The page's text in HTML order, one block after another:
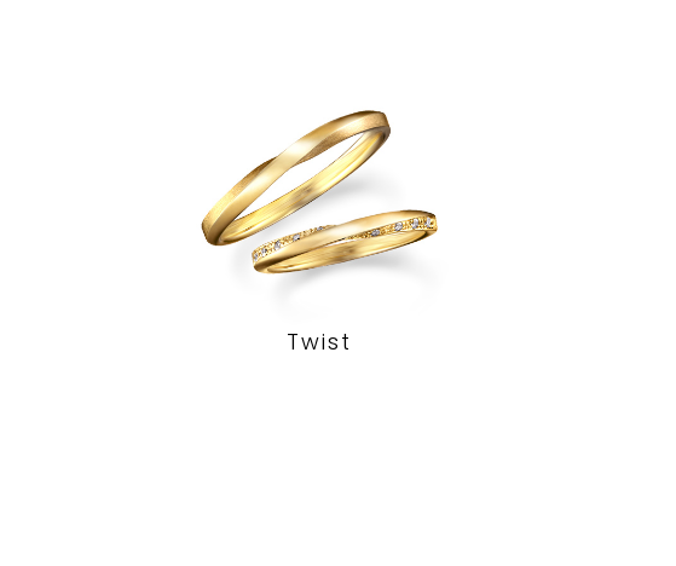
Twist